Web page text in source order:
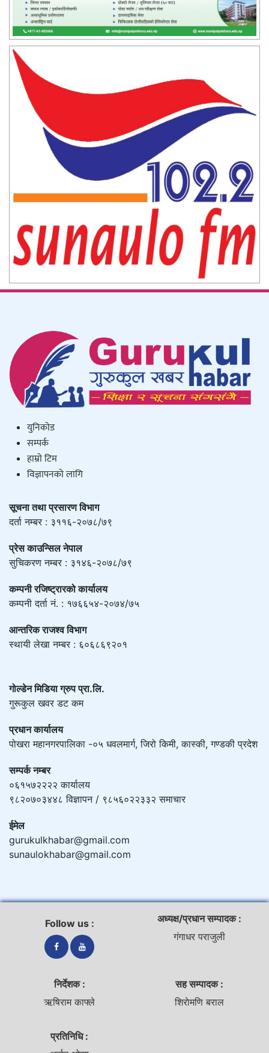
युनिकाेड
सम्पर्क
हाम्राे टिम
विज्ञापनको लागि
सूचना तथा प्रसारण विभाग
दर्ता नम्बर : ३११६-२०७८/७९
प्रेस काउन्सिल नेपाल
सुचिकरण नम्बर : ३१४६-२०७८/७९
कम्पनी रजिष्ट्रारको कार्यालय
कम्पनी दर्ता नं. : १७६६५४-२०७४/७५
आन्तरिक राजश्व विभाग
स्थायी लेखा नम्बर : ६०६८६९२०१
गोल्डेन मिडिया ग्रुप प्रा.लि.
गुरूकुल खवर डट कम
प्रधान कार्यालय
पोखरा महानगरपालिका -०५ धवलमार्ग, जिरो किमी, कास्की, गण्डकी प्रदेश
सम्पर्क नम्बर
०६१५७२२२२ कार्यालय
९८२०७०३४४८ विज्ञापन / ९८५६०२२३३२ समाचार
ईमेल
gurukulkhabar@gmail.com
sunaulokhabar@gmail.com
Follow us :
अध्यक्ष/प्रधान सम्पादक :
गंगाधर पराजुली
निर्देशक :
ऋषिराम काफ्ले
सह सम्पादक :
शिराेमणि बराल
प्रतिनिधि :